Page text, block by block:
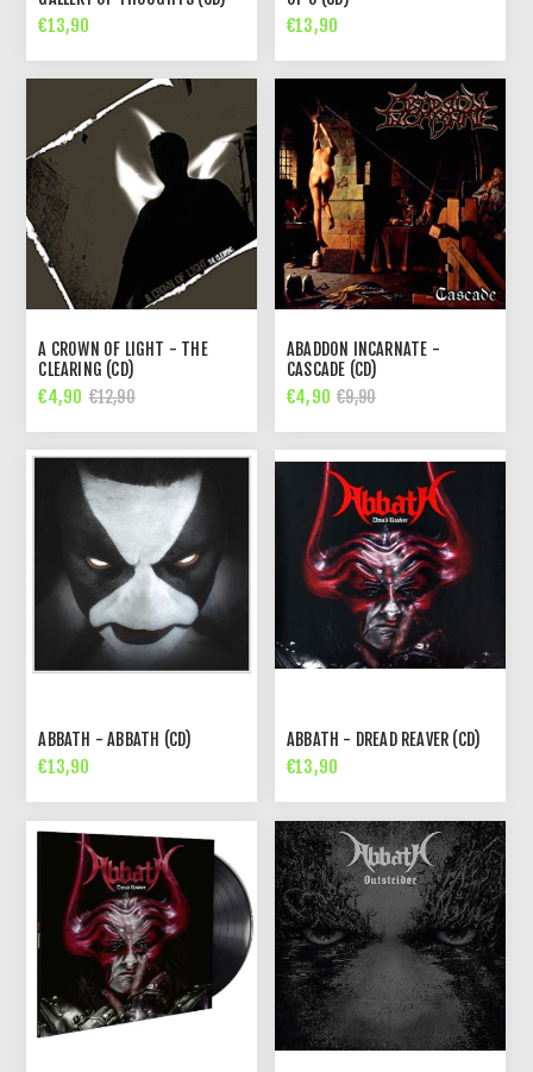
€13,90 €13,90
A CROWN OF LIGHT - THE
CLEARING (CD)
€4,90 €12,90
ABADDON INCARNATE -
CASCADE (CD)
€4,90 €9,90
ABBATH - ABBATH (CD)
€13,90
ABBATH - DREAD REAVER (CD)
€13,90